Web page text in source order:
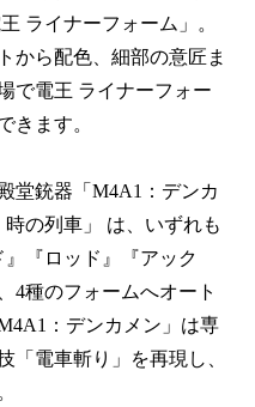
ライナーフォーム」。
から配色、細部の意匠ま
で電王 ライナーフォー
きます。
堂銃器「M4A1：デンカ
の列車」 は、いずれも
『ロッド』『アック
4種のフォームへオート
：デンカメン」は専
「電車斬り」を再現し、